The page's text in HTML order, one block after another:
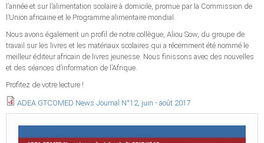
l’année et sur l’alimentation scolaire à domicile, promue par la Commission de
l’Union africaine et le Programme alimentaire mondial.
Nous avons également un profil de notre collègue, Aliou Sow, du groupe de
travail sur les livres et les matériaux scolaires qui a récemment été nommé le
meilleur éditeur africain de livres jeunesse. Nous finissons avec des nouvelles
et des séances d’information de l’Afrique.
Profitez de votre lecture !
ADEA GTCOMED News Journal N°12, juin - août 2017